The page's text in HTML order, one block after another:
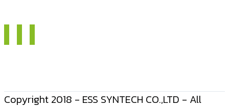
Copyright 2018 - ESS SYNTECH CO.,LTD - All